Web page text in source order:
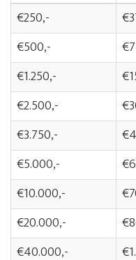
€250,-
€500,-
€1.250,-
€2.500,-
€3.750,-
€5.000,-
€10.000,-
€20.000,-
€40.000,-